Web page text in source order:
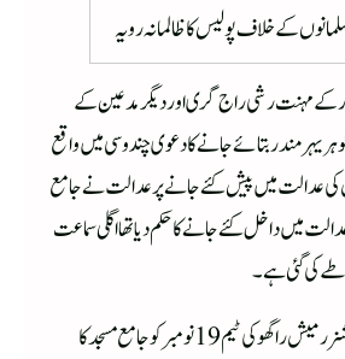
کے خلاف پولیس کا ظالمانہ رویہ
کے مہنت رشی راج گری اور دیگر مدعین کے
ہریہر مندر بتائے جانے کا دعوی چندوسی میں واقع
عدالت میں پیش کئے جانے پر عدالت نے جامع
میں داخل کئے جانے کا حکم دیا تھا اگلی سماعت
عدالت کے حکم پر کورٹ کمشنر رمیش راگھو کی ٹیم 19 نومبر کو جامع مسجد کا